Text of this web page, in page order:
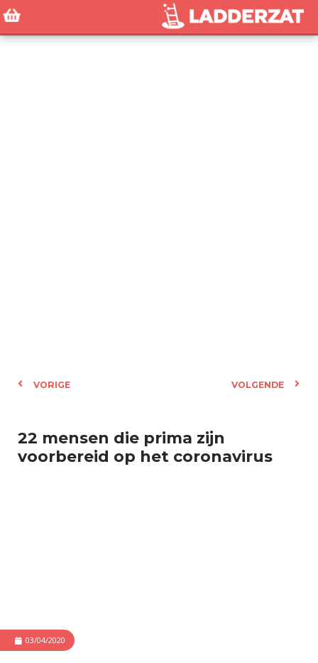
VORIGE VOLGENDE
22 mensen die prima zijn
voorbereid op het coronavirus
03/04/2020